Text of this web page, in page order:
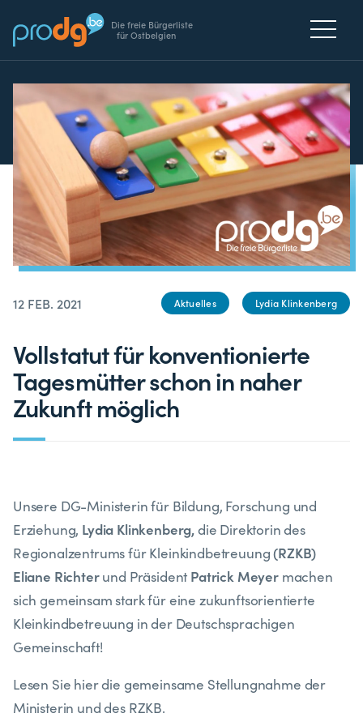
Die freie Bürgerliste
für Ostbelgien
12 FEB. 2021 Aktuelles Lydia Klinkenberg
Vollstatut für konventionierte
Tagesmütter schon in naher
Zukunft möglich
Unsere DG-Ministerin für Bildung, Forschung und
Erziehung, Lydia Klinkenberg,die Direktorin des
Regionalzentrums für Kleinkindbetreuung(RZKB)
Eliane Richterund Präsident Patrick Meyermachen
sich gemeinsam stark für eine zukunftsorientierte
Kleinkindbetreuung in der Deutschsprachigen
Gemeinschaft!
Lesen Sie hier die gemeinsame Stellungnahme der
Ministerin und des RZKB.